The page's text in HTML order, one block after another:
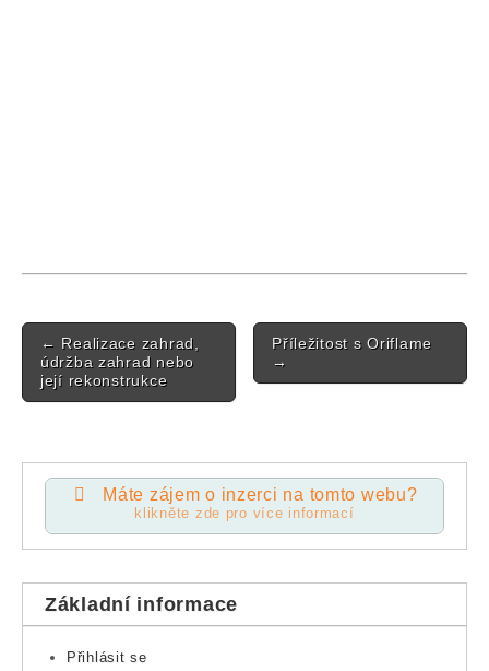
Post navigation
← Realizace zahrad,
údržba zahrad nebo
její rekonstrukce
Příležitost s Oriflame
→
Máte zájem o inzerci na tomto webu?
klikněte zde pro více informací
Základní informace
Přihlásit se